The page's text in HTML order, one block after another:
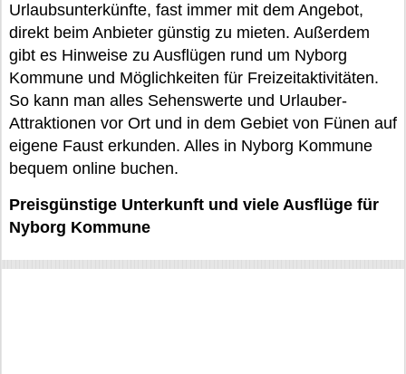
Urlaubsunterkünfte, fast immer mit dem Angebot,
direkt beim Anbieter günstig zu mieten. Außerdem
gibt es Hinweise zu Ausflügen rund um Nyborg
Kommune und Möglichkeiten für Freizeitaktivitäten.
So kann man alles Sehenswerte und Urlauber-
Attraktionen vor Ort und in dem Gebiet von Fünen auf
eigene Faust erkunden. Alles in Nyborg Kommune
bequem online buchen.
Preisgünstige Unterkunft und viele Ausflüge für
Nyborg Kommune